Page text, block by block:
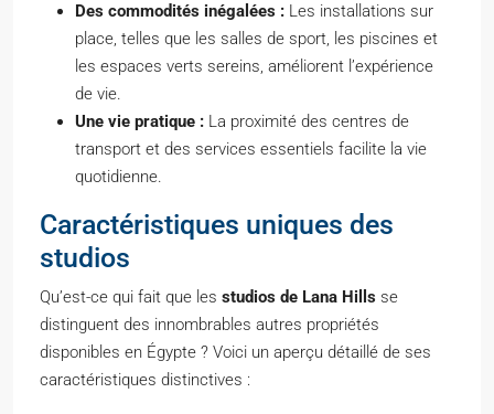
Des commodités inégalées : Les installations sur
place, telles que les salles de sport, les piscines et
les espaces verts sereins, améliorent l’expérience
de vie.
Une vie pratique : La proximité des centres de
transport et des services essentiels facilite la vie
quotidienne.
Caractéristiques uniques des
studios
Qu’est-ce qui fait que les studios de Lana Hills se
distinguent des innombrables autres propriétés
disponibles en Égypte ? Voici un aperçu détaillé de ses
caractéristiques distinctives :